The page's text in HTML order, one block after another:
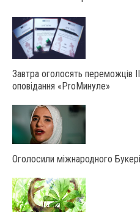
Завтра оголосять переможців
оповідання «ProМинуле»
Оголосили міжнародного